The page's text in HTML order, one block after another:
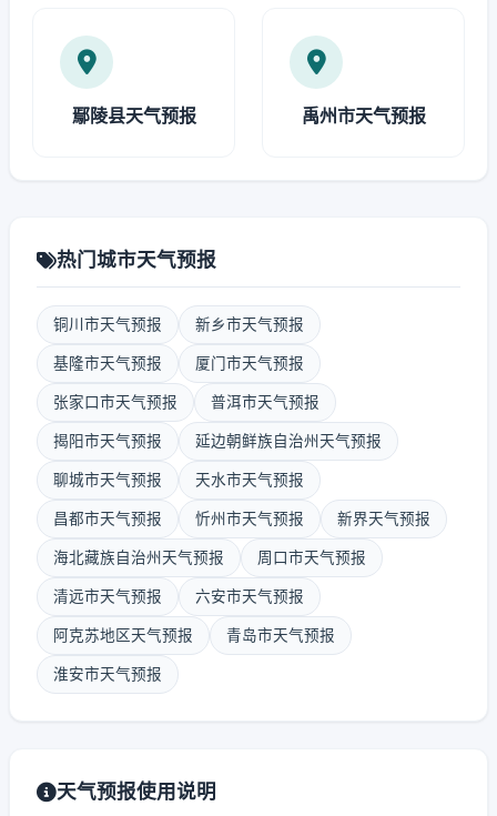
鄢陵县天气预报 禹州市天气预报
热门城市天气预报
铜川市天气预报 新乡市天气预报
基隆市天气预报 厦门市天气预报
张家口市天气预报 普洱市天气预报
揭阳市天气预报 延边朝鲜族自治州天气预报
聊城市天气预报 天水市天气预报
昌都市天气预报 忻州市天气预报 新界天气预报
海北藏族自治州天气预报 周口市天气预报
清远市天气预报 六安市天气预报
阿克苏地区天气预报 青岛市天气预报
淮安市天气预报
天气预报使用说明